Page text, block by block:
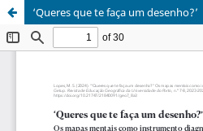
‘Queres que te faça um desenho?’